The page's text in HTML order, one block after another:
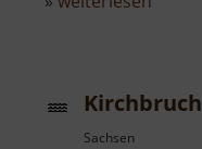
Kirchbruch
Sachsen